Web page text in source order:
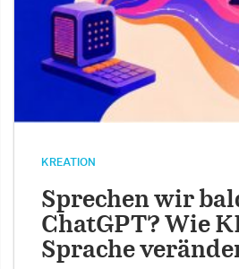
KREATION
Sprechen wir
ChatGPT? Wie
Sprache